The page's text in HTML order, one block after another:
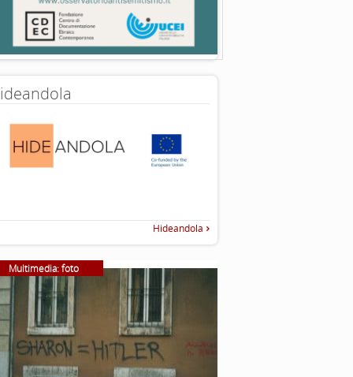
Hideandola
Multimedia: foto